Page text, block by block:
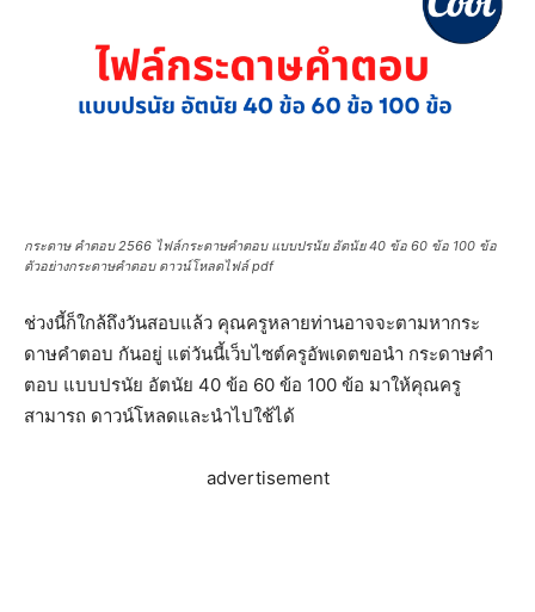
กระดาษ คำตอบ 2566 ไฟล์กระดาษคำตอบ แบบปรนัย อัตนัย 40 ข้อ 60 ข้อ 100 ข้อ
ตัวอย่างกระดาษคำตอบ ดาวน์โหลดไฟล์ pdf
ช่วงนี้ก็ใกล้ถึงวันสอบแล้ว คุณครูหลายท่านอาจจะตามหากระ
ดาษคําตอบ กันอยู่ แต่วันนี้เว็บไซต์ครูอัพเดตขอนำ กระดาษคํา
ตอบ แบบปรนัย อัตนัย 40 ข้อ 60 ข้อ 100 ข้อ มาให้คุณครู
สามารถ ดาวน์โหลดและนำไปใช้ได้
advertisement